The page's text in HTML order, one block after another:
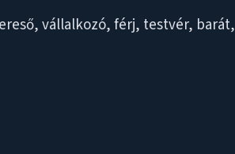
vállalkozó, férj, testvér, barát,